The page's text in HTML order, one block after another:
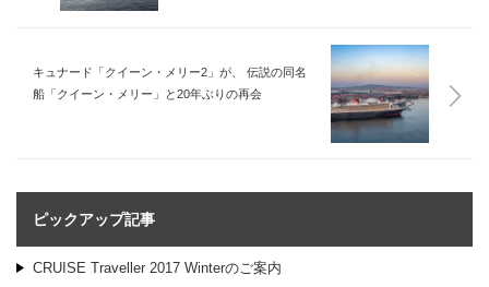
キュナード「クイーン・メリー2」が、 伝説の同名
船「クイーン・メリー」と20年ぶりの再会
ピックアップ記事
CRUISE Traveller 2017 Winterのご案内